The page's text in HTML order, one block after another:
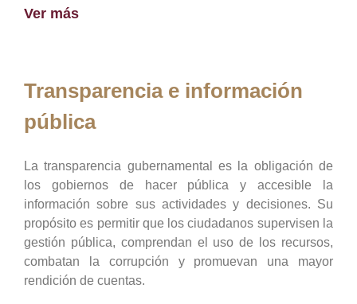
Ver más
Transparencia e información
pública
La transparencia gubernamental es la obligación de
los gobiernos de hacer pública y accesible la
información sobre sus actividades y decisiones. Su
propósito es permitir que los ciudadanos supervisen la
gestión pública, comprendan el uso de los recursos,
combatan la corrupción y promuevan una mayor
rendición de cuentas.